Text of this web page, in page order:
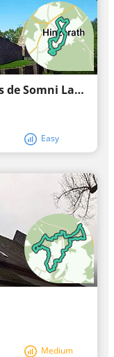
Saar-Hunsrück-Steig Caminades de Somni LandZeitTour
Easy
Medium